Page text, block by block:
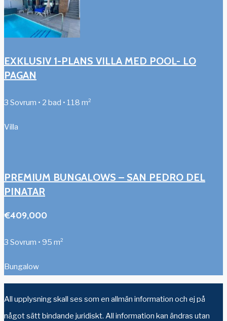
EXKLUSIV 1-PLANS VILLA MED POOL- LO
PAGAN
3 Sovrum • 2 bad • 118 m²
Villa
PREMIUM BUNGALOWS – SAN PEDRO DEL
PINATAR
€409,000
3 Sovrum • 95 m²
Bungalow
All upplysning skall ses som en allmän information och ej på
något sätt bindande juridiskt. All information kan ändras utan